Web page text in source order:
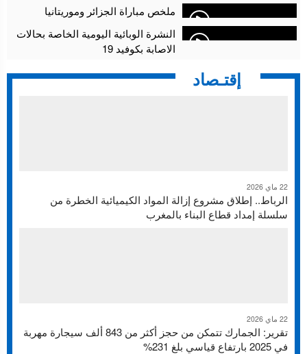
ملخص مباراة الجزائر وموريتانيا
النشرة الوبائية اليومية الخاصة بحالات
الاصابة بكوفيد 19
إقتـصاد
22 ماي 2026
الرباط.. إطلاق مشروع إزالة المواد الكيميائية الخطرة من
سلسلة إمداد قطاع البناء بالمغرب
22 ماي 2026
تقرير: الجمارك تتمكن من حجز أكثر من 843 ألف سيجارة مهربة
في 2025 بارتفاع قياسي بلغ 231%